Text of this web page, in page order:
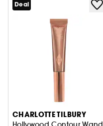
Deal
CHARLOTTE TILBURY